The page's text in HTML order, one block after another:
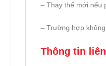
– Thay thế mới nếu
– Trường hợp
Thông tin